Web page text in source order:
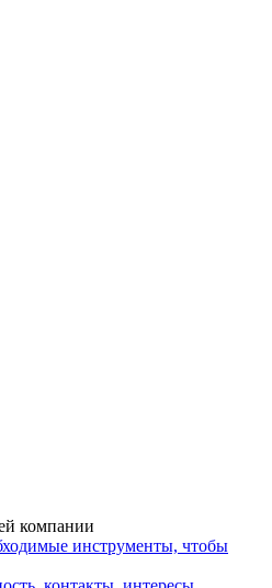
компании
инструменты, чтобы